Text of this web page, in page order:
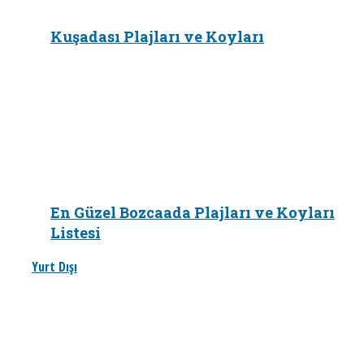
Kuşadası Plajları ve Koyları
En Güzel Bozcaada Plajları ve Koyları
Listesi
Yurt Dışı